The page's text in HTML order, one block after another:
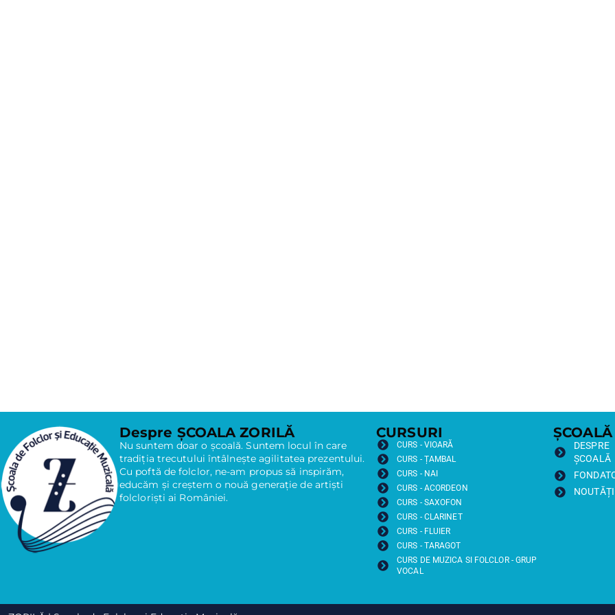
Despre ȘCOALA ZORILĂ
Nu suntem doar o școală. Suntem locul în care
tradiția trecutului întâlnește agilitatea prezentului.
Cu poftă de folclor, ne-am propus să inspirăm,
educăm și creștem o nouă generație de artiști
folcloriști ai României.
CURSURI
CURS - VIOARĂ
CURS - ȚAMBAL
CURS - NAI
CURS - ACORDEON
CURS - SAXOFON
CURS - CLARINET
CURS - FLUIER
CURS - TARAGOT
CURS DE MUZICA SI FOLCLOR - GRUP
VOCAL
ȘCOALĂ
DESPRE
ȘCOALĂ
NOUTĂȚI